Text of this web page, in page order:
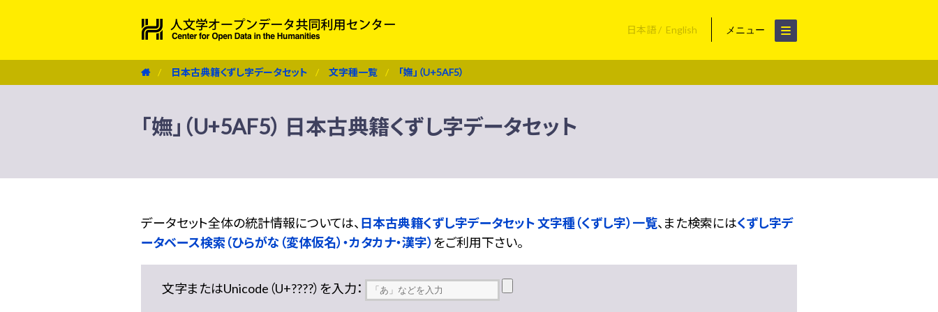
日本語 English メニュー
日本古典籍くずし字データセット 文字種一覧 「嫵」（U+5AF5）
「嫵」（U+5AF5） 日本古典籍くずし字データセット
データセット全体の統計情報については、 日本古典籍くずし字データセット 文字種（くずし字）一覧、また検索にはくずし字デ
ータベース検索（ひらがな（変体仮名）・カタカナ・漢字） をご利用下さい。
文字またはUnicode（U+????）を入力：